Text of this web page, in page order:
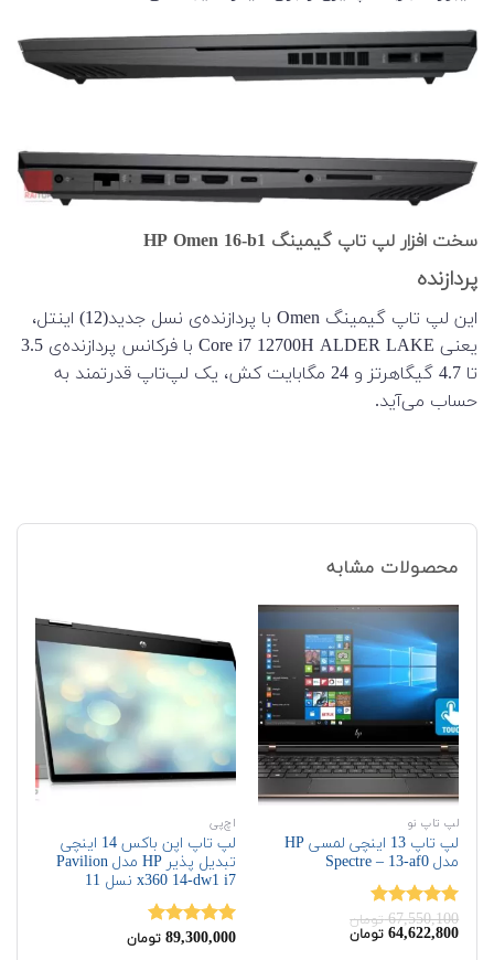
سخت افزار لپ تاپ گیمینگ HP Omen 16-b1
پردازنده
این لپ تاپ گیمینگ Omen با پردازنده‌‌ی نسل جدید(12) اینتل،
یعنی Core i7 12700H ALDER LAKE با فرکانس پردازنده‌ی 3.5
تا 4.7 گیگاهرتز و 24 مگابایت کش، یک لپ‌‌تاپ قدرتمند به
حساب می‌آید.
محصولات مشابه
لپ تاپ نو
لپ تاپ 13 اینچی لمسی HP
مدل Spectre – 13-af0
نمره5.00
از 5
67,550,100 تومان
قیمت
اصلی:
64,622,800 تومانقیمت
فعلی:
اچ‌پی
لپ تاپ اپن باکس 14 اینچی
تبدیل پذیر HP مدل Pavilion
x360 14-dw1 i7 نسل 11
نمره5.00
89,300,000 تومان